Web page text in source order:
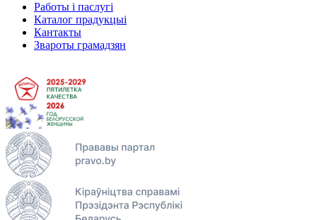
Работы і паслугі
Каталог прадукцыі
Кантакты
Звароты грамадзян